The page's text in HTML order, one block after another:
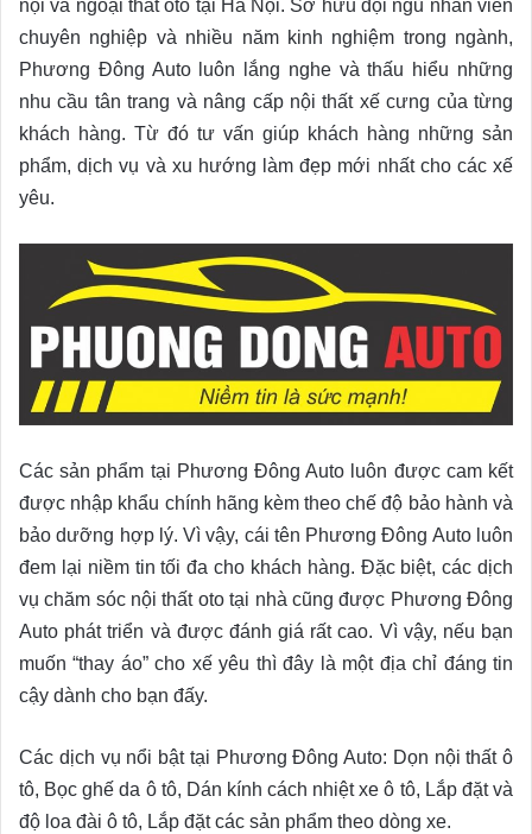
nội và ngoại thất oto tại Hà Nội. Sở hữu đội ngũ nhân viên
chuyên nghiệp và nhiều năm kinh nghiệm trong ngành,
Phương Đông Auto luôn lắng nghe và thấu hiểu những
nhu cầu tân trang và nâng cấp nội thất xế cưng của từng
khách hàng. Từ đó tư vấn giúp khách hàng những sản
phẩm, dịch vụ và xu hướng làm đẹp mới nhất cho các xế
yêu.
Các sản phẩm tại Phương Đông Auto luôn được cam kết
được nhập khẩu chính hãng kèm theo chế độ bảo hành và
bảo dưỡng hợp lý. Vì vậy, cái tên Phương Đông Auto luôn
đem lại niềm tin tối đa cho khách hàng. Đặc biệt, các dịch
vụ chăm sóc nội thất oto tại nhà cũng được Phương Đông
Auto phát triển và được đánh giá rất cao. Vì vậy, nếu bạn
muốn “thay áo” cho xế yêu thì đây là một địa chỉ đáng tin
cậy dành cho bạn đấy.
Các dịch vụ nổi bật tại Phương Đông Auto: Dọn nội thất ô
tô, Bọc ghế da ô tô, Dán kính cách nhiệt xe ô tô, Lắp đặt và
độ loa đài ô tô, Lắp đặt các sản phẩm theo dòng xe.